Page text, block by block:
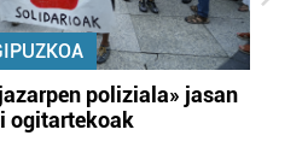
poliziala» jasan
ogitartekoak